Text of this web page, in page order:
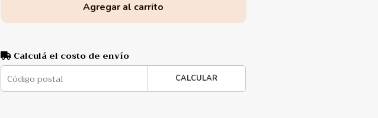
Agregar al carrito
Calculá el costo de envío
CALCULAR